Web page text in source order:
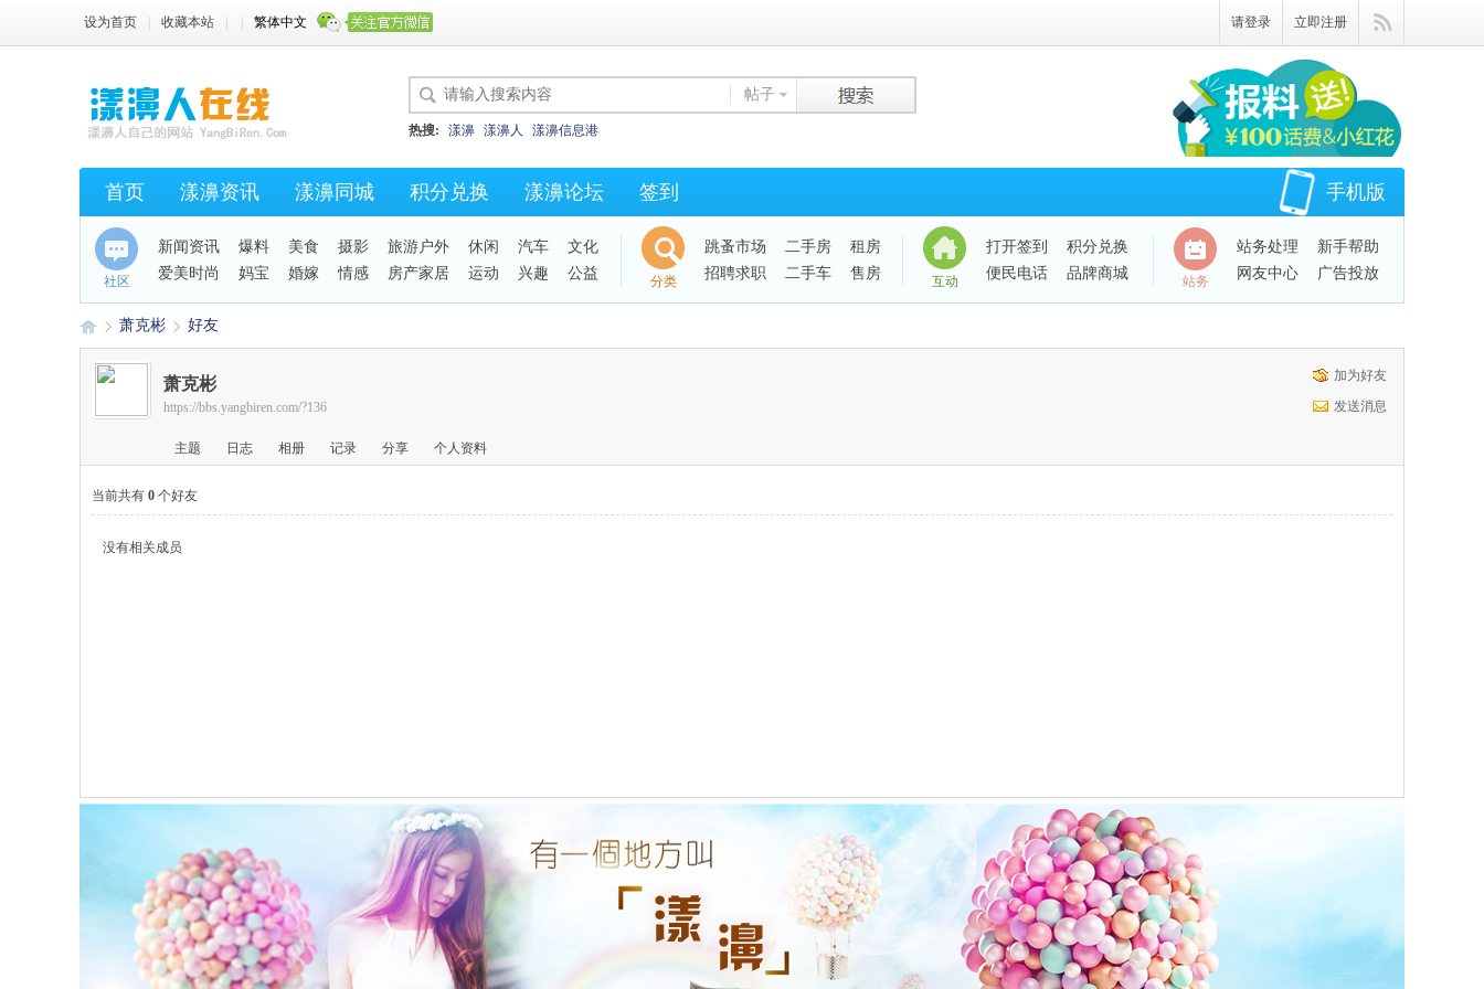
设为首页 收藏本站 繁体中文 请登录 立即注册
帖子
热搜: 漾濞 漾濞人 漾濞信息港
手机版
首页 漾濞资讯 漾濞同城 积分兑换 漾濞论坛 签到
社区
新闻资讯 爆料 美食 摄影 旅游户外 休闲 汽车
文化
爱美时尚
妈宝 婚嫁 情感 房产家居 运动 兴趣 公益 分类
跳蚤市场 二手房
租房
招聘求职
二手车 售房 互动
打开签到
积分兑换
便民电话
品牌商城 站务
站务处理
新手帮助
网友中心
广告投放
漾›
萧克彬 好友
加为好友
发送消息
萧克彬
https://bbs.yangbiren.com/?136
主题 日志 相册 记录 分享 个人资料
当前共有 0 个好友
没有相关成员